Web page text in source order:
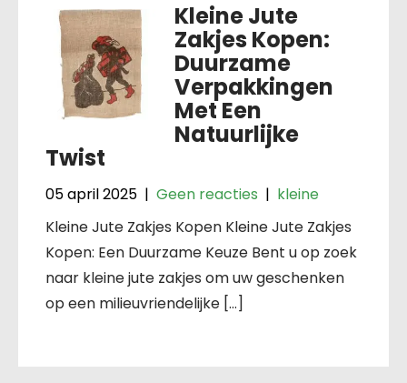
Kleine Jute
Zakjes Kopen:
Duurzame
Verpakkingen
Met Een
Natuurlijke
Twist
05 april 2025 | Geen reacties | kleine
Kleine Jute Zakjes Kopen Kleine Jute Zakjes
Kopen: Een Duurzame Keuze Bent u op zoek
naar kleine jute zakjes om uw geschenken
op een milieuvriendelijke […]